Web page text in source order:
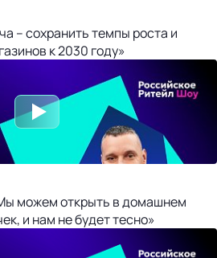
– сохранить темпы роста и
к 2030 году»
можем открыть в домашнем
и нам не будет тесно»